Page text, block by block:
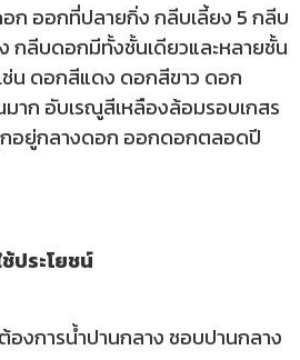
ก ออกที่ปลายกิ่ง กลีบเลี้ยง 5 กลีบ
กลีบดอกมีทั้งชั้นเดียวและหลายชั้น
น ดอกสีแดง ดอกสีขาว ดอก
าก อับเรณูสีเหลืองล้อมรอบเกสร
กอยู่กลางดอก ออกดอกตลอดปี
ประโยชน์
องการน้ำปานกลาง ชอบปานกลาง